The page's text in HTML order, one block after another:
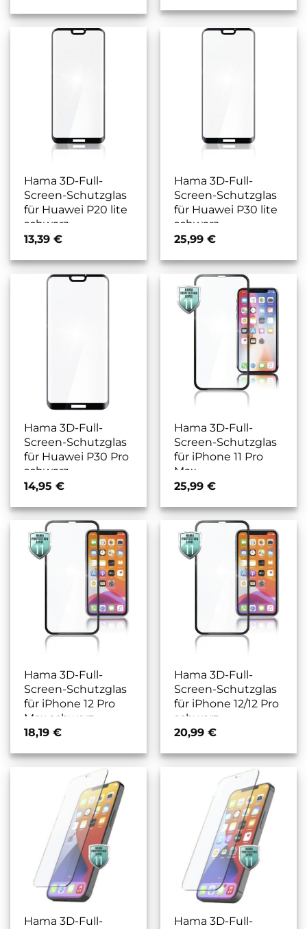
Hama 3D-Full-
Screen-Schutzglas
für Huawei P20 lite
schwarz
13,39 €
Hama 3D-Full-
Screen-Schutzglas
für Huawei P30 lite
schwarz
25,99 €
Hama 3D-Full-
Screen-Schutzglas
für Huawei P30 Pro
schwarz
14,95 €
Hama 3D-Full-
Screen-Schutzglas
für iPhone 11 Pro
Max
transparent/schwarz
25,99 €
Hama 3D-Full-
Screen-Schutzglas
für iPhone 12 Pro
Max schwarz
18,19 €
Hama 3D-Full-
Screen-Schutzglas
für iPhone 12/12 Pro
schwarz
20,99 €
Hama 3D-Full-
Hama 3D-Full-